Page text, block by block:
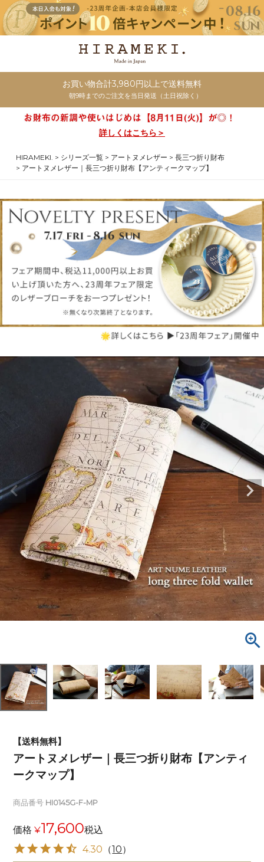
お買い物合計3,980円以上で送料無料
朝9時までのご注文を当日発送（土日祝除く）
詳しくはこちら＞
HIRAMEKI. シリーズ一覧 アートヌメレザー
長三つ折り財布
アートヌメレザー｜長三つ折り財布【アンティークマップ】
【送料無料】
アートヌメレザー｜長三つ折り財布【アンティ
ークマップ】
商品番号 HI0145G-F-MP
価格 ¥17,600税込
4.30 （10）